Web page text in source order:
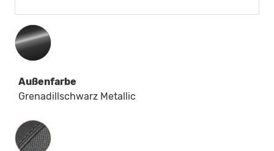
Außenfarbe
Grenadillschwarz Metallic
Innenausstattung